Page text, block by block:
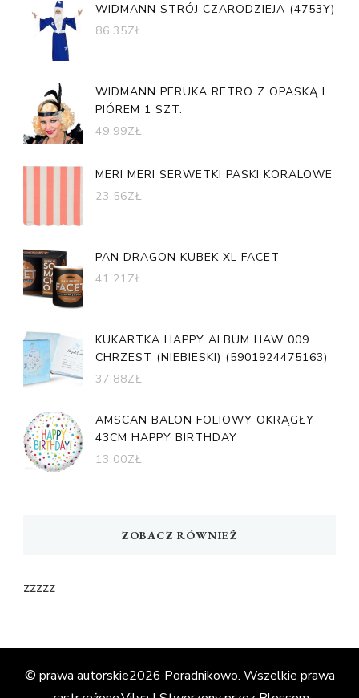
WIDMANN STRÓJ CZARODZIEJA (4753Y)
86,35ZŁ
WIDMANN PERUKA RETRO Z OPASKĄ I
PIÓREM 1 SZT.
49,99ZŁ
MERI MERI SERWETKI PASKI KORALOWE
23,56ZŁ
PAN DRAGON KUBEK XL FACET
41,21ZŁ
KUKARTKA HAPPY ALBUM HAW 009
CHRZEST (NIEBIESKI) (5901924475163)
37,88ZŁ
AMSCAN BALON FOLIOWY OKRĄGŁY
43CM HAPPY BIRTHDAY
13,00ZŁ
ZOBACZ RÓWNIEŻ
zzzzz
© prawa autorskie2026 Poradnikowo. Wszelkie prawa